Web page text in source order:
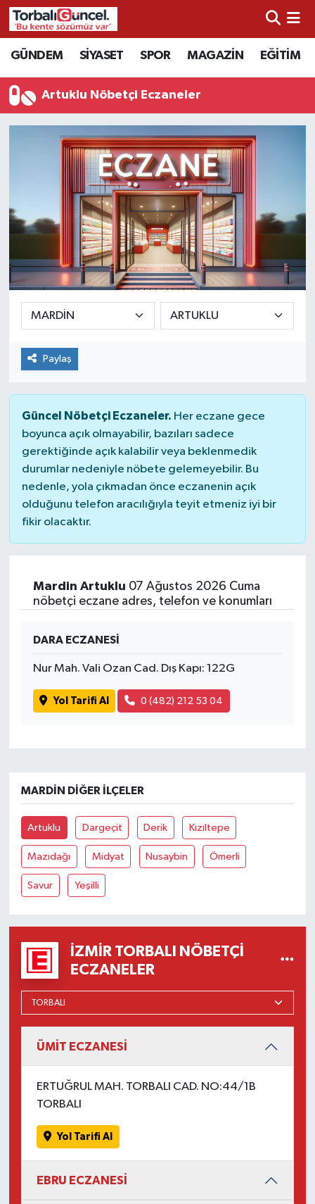
GÜNDEM SİYASET SPOR MAGAZİN EĞİTİM
Artuklu Nöbetçi Eczaneler
Paylaş
Güncel Nöbetçi Eczaneler. Her eczane gece
boyunca açık olmayabilir, bazıları sadece
gerektiğinde açık kalabilir veya beklenmedik
durumlar nedeniyle nöbete gelemeyebilir. Bu
nedenle, yola çıkmadan önce eczanenin açık
olduğunu telefon aracılığıyla teyit etmeniz iyi bir
fikir olacaktır.
Mardin Artuklu 07 Ağustos 2026 Cuma
nöbetçi eczane adres, telefon ve konumları
DARA ECZANESİ
Nur Mah. Vali Ozan Cad. Dış Kapı: 122G
Yol Tarifi Al 0 (482) 212 53 04
MARDIN DIĞER İLÇELER
Artuklu Dargeçit Derik Kızıltepe
Mazıdağı Midyat Nusaybin Ömerli
Savur Yeşilli
İZMIR TORBALI NÖBETÇI
ECZANELER
ÜMİT ECZANESİ
ERTUĞRUL MAH. TORBALI CAD. NO:44/1B
TORBALI
Yol Tarifi Al
EBRU ECZANESİ
İzmir Nöbetçi Eczaneler
İzmir Hava Durumu
İzmir Namaz Vakitleri
İzmir Trafik Yoğunluk Haritası
Süper Lig Puan Durumu ve Fikstür
Tüm Manşetler
Son Dakika Haberleri
Haber Arşivi